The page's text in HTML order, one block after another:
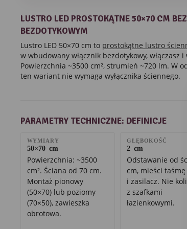
LUSTRO LED PROSTOKĄTNE 50×70 CM
BEZDOTYKOWYM
Lustro LED 50×70 cm to prostokątne lustro
w wbudowany włącznik bezdotykowy, włączasz i
Powierzchnia ~3500 cm², strumień ~720 lm. W
ten wariant nie wymaga wyłącznika ściennego.
PARAMETRY TECHNICZNE: DEFINICJE
WYMIARY
50×70 cm
Powierzchnia: ~3500
cm². Ściana od 70 cm.
Montaż pionowy
(50×70) lub poziomy
(70×50), zawieszka
obrotowa.
GŁĘBOKOŚĆ
2 cm
Odstawanie od
cm, mieści taśmę
i zasilacz. Nie
z szafkami
łazienkowymi.